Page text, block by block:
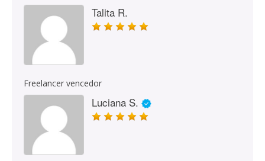
Talita R.
Freelancer vencedor
Luciana S.